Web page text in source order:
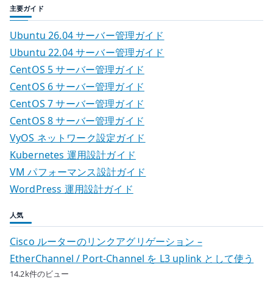
主要ガイド
Ubuntu 26.04 サーバー管理ガイド
Ubuntu 22.04 サーバー管理ガイド
CentOS 5 サーバー管理ガイド
CentOS 6 サーバー管理ガイド
CentOS 7 サーバー管理ガイド
CentOS 8 サーバー管理ガイド
VyOS ネットワーク設定ガイド
Kubernetes 運用設計ガイド
VM パフォーマンス設計ガイド
WordPress 運用設計ガイド
人気
Cisco ルーターのリンクアグリゲーション –
EtherChannel / Port-Channel を L3 uplink として使う
14.2k件のビュー